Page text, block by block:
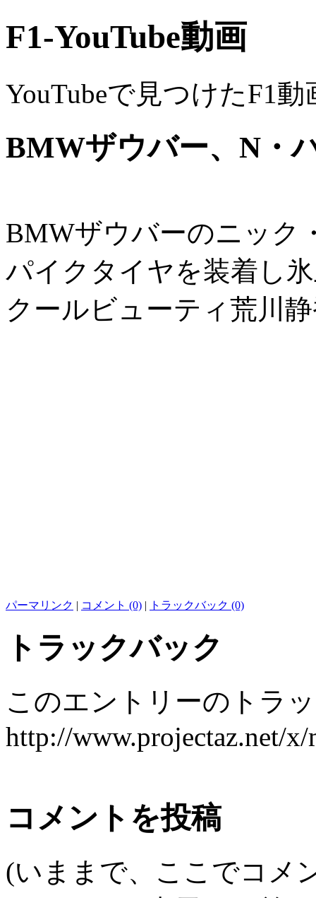
F1-YouTube動画
YouTubeで見つけたF1
BMWザウバー、N・
BMWザウバーのニック
パイクタイヤを装着し
クールビューティ荒川
パーマリンク | コメント (0) | トラックバック (0)
トラックバック
このエントリーのトラ
http://www.projectaz.net/
コメントを投稿
(いままで、ここでコメ